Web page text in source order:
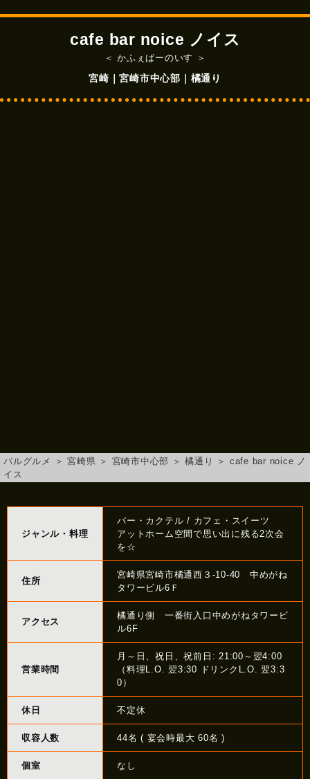
cafe bar noice ノイス
＜ かふぇばーのいす ＞
宮崎｜宮崎市中心部｜橘通り
バルグルメ ＞ 宮崎県 ＞ 宮崎市中心部 ＞橘通り ＞ cafe bar noice ノ
イス
ジャンル・料理
バー・カクテル / カフェ・スイーツ
アットホーム空間で思い出に残る2次会
を☆
住所
宮崎県宮崎市橘通西３-10-40 中めがね
タワービル6Ｆ
アクセス
橘通り側 一番街入口中めがねタワービ
ル6F
営業時間
月～日、祝日、祝前日: 21:00～翌4:00
（料理L.O. 翌3:30 ドリンクL.O. 翌3:3
0）
休日 不定休
収容人数 44名 ( 宴会時最大 60名 )
個室 なし